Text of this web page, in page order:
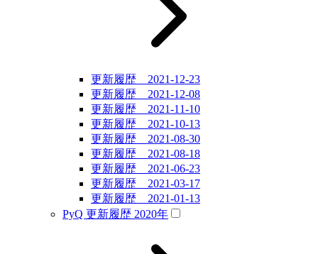
更新履歴 2021-12-23
更新履歴 2021-12-08
更新履歴 2021-11-10
更新履歴 2021-10-13
更新履歴 2021-08-30
更新履歴 2021-08-18
更新履歴 2021-06-23
更新履歴 2021-03-17
更新履歴 2021-01-13
PyQ 更新履歴 2020年